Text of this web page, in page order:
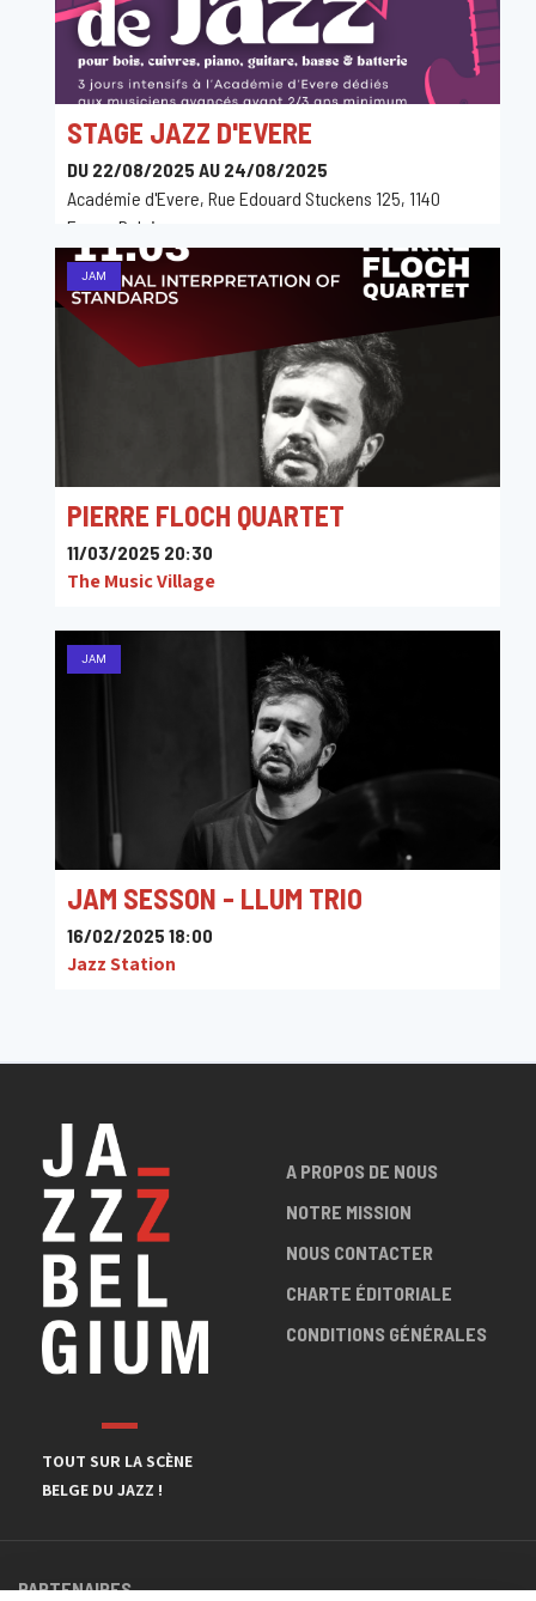
STAGE JAZZ D'EVERE
DU 22/08/2025 AU 24/08/2025
Académie d'Evere, Rue Edouard Stuckens 125, 1140
Evere, Belgique
JAM
PIERRE FLOCH QUARTET
11/03/2025 20:30
The Music Village
JAM
JAM SESSON - LLUM TRIO
16/02/2025 18:00
Jazz Station
TOUT SUR LA SCÈNE
BELGE DU JAZZ !
A PROPOS DE NOUS
NOTRE MISSION
NOUS CONTACTER
CHARTE ÉDITORIALE
CONDITIONS GÉNÉRALES
PARTENAIRES